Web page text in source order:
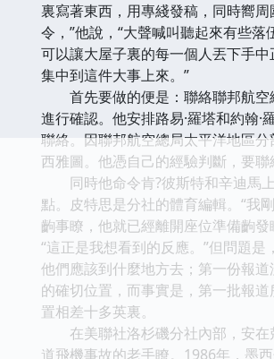
裏寫著東西，用專綫發稿，同時嚮
令，”他說，“大聲喊叫聽起來有些落
可以讓大屋子裏的每一個人丟下手
集中到這件大事上來。”
首先要做的便是：聯絡聯邦航空
進行確認。他安排路易·羅塔和約翰·
聯絡。因聯邦航空總局太平洋地區
西雅圖。他憑自己的經驗判斷，要聯
同時他命令肯?彼斯特和辛迪馬
點。皮特思是分社的體育編輯。“我
齣事瞭，他就已經離開座位準備齣發
“這正是我想看到的反應。”但問題是
他們應該到什麼地方去；第一份報
的確切位置，而事實是，第一批報
置相差十多英裏。
在美聯社洛杉磯分社內部，安在
道飛機事故的老手瞭。1986年，墨